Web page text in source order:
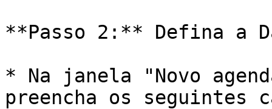
**Passo 2:** Defina a
* Na janela "Novo
preencha os seguintes